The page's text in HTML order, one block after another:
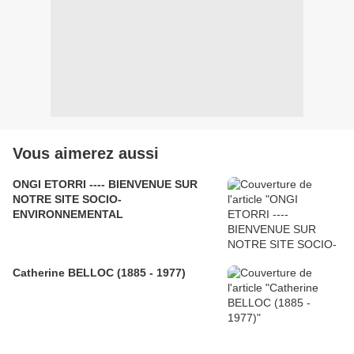
Vous aimerez aussi
ONGI ETORRI ---- BIENVENUE SUR
NOTRE SITE SOCIO-
ENVIRONNEMENTAL
Catherine BELLOC (1885 - 1977)